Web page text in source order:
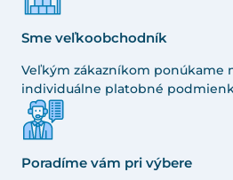
Sme veľkoobchodník
Veľkým zákazníkom ponúkame
individuálne platobné
Poradíme vám pri výbere